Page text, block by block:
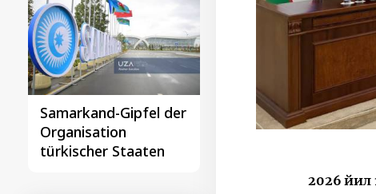
Samarkand-Gipfel der
Organisation
türkischer Staaten
Das erste
Gipfeltreffen
2026 йил